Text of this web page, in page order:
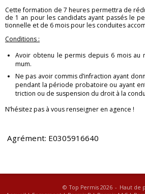
Cette for­ma­tion de 7 heures per­met­tra de
de 1 an pour les can­di­dats ayant pas­sés le
tion­nelle et de 6 mois pour les conduites
Condi­tions :
Avoir ob­tenu le per­mis de­puis 6 mois au
mum.
Ne pas avoir com­mis d’in­frac­tion ayant
pen­dant la pé­riode pro­ba­toire ou ayant
tric­tion ou de sus­pen­sion du droit à la
N’hé­si­tez pas à vous ren­sei­gner en agence !
Agré­ment: E0305916640
© Top Permis 2026 - Haut de